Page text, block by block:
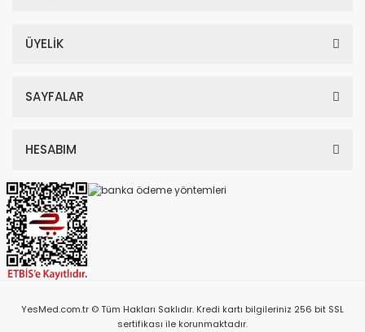
ÜYELİK
SAYFALAR
HESABIM
YesMed.com.tr © Tüm Hakları Saklıdır. Kredi kartı bilgileriniz 256 bit SSL
sertifikası ile korunmaktadır.